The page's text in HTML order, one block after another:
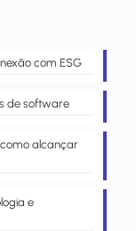
com ESG
de software
alcançar
e